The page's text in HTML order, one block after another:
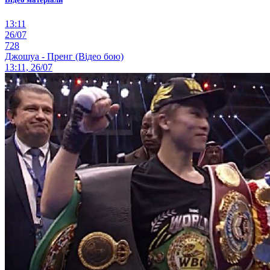
13:11
26/07
728
Джошуа - Пренг (Відео бою)
13:11, 26/07